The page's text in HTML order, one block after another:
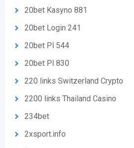
20bet Kasyno 881
20bet Login 241
20bet Pl 544
20bet Pl 830
220 links Switzerland Crypto
2200 links Thailand Casino
234bet
2xsport.info